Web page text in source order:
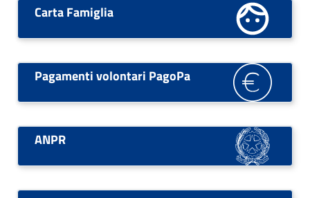
Carta Famiglia
Pagamenti volontari PagoPa
ANPR